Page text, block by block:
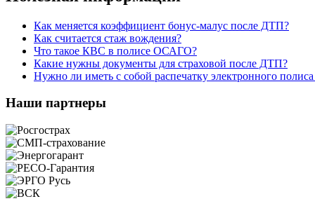
Как меняется коэффициент бонус-малус после ДТП?
Как считается стаж вождения?
Что такое КВС в полисе ОСАГО?
Какие нужны документы для страховой после ДТП?
Нужно ли иметь с собой распечатку электронного
Наши партнеры